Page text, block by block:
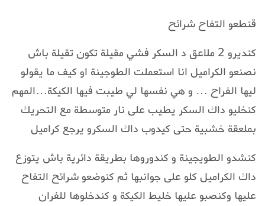
قنطعو التفاح شرائح
كنديرو 2 ملاعق د السكر فشي مقيلة تكون تقيلة باش
نصنعو الكراميل انا استعملت الطوجينة او كيف ما يقولو
ليها الفراح … و هي نفسها لي طيبت فيها الكيكة…المهم
كنخليو داك السكر يطيب على نار متوسطة مع التحريك
بملعقة خشبية حتى كيدوب داك السكرو يرجع كراميل
كنشدو الطويجينة و كندوروها بطريقة دائرية باش يتوزع
داك الكراميل كلو على جوانبها ثم كنوضعو شرائح التفاح
عليها وكنصبو عليها خليط الكيكة و كندخلوها للفران